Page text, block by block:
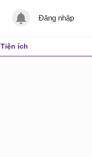
Đăng nhập
Tiện ích